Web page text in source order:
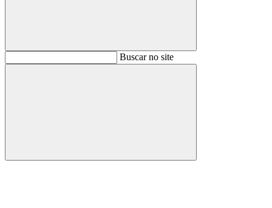
BuscarBuscar no site
Buscar